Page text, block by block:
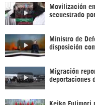
Movilización
secuestrado
Ministro de
disposición
Migración
deportaciones
Keiko Fujimori